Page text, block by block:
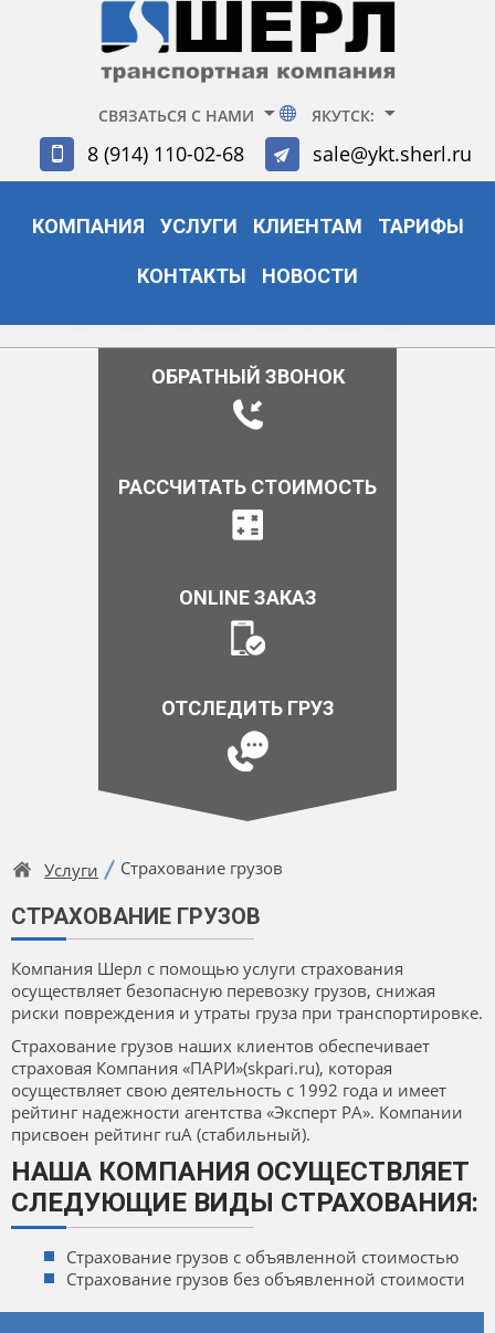
СВЯЗАТЬСЯ С НАМИ ЯКУТСК:
8 (914) 110-02-68 sale@ykt.sherl.ru
КОМПАНИЯ УСЛУГИ КЛИЕНТАМ ТАРИФЫ
КОНТАКТЫ НОВОСТИ
ОБРАТНЫЙ ЗВОНОК
РАССЧИТАТЬ СТОИМОСТЬ
ONLINE ЗАКАЗ
ОТСЛЕДИТЬ ГРУЗ
Услуги Страхование грузов
СТРАХОВАНИЕ ГРУЗОВ
Компания Шерл с помощью услуги страхования
осуществляет безопасную перевозку грузов, снижая
риски повреждения и утраты груза при транспортировке.
Страхование грузов наших клиентов обеспечивает
страховая Компания «ПАРИ»(skpari.ru), которая
осуществляет свою деятельность с 1992 года и имеет
рейтинг надежности агентства «Эксперт РА». Компании
присвоен рейтинг ruA (стабильный).
НАША КОМПАНИЯ ОСУЩЕСТВЛЯЕТ
СЛЕДУЮЩИЕ ВИДЫ СТРАХОВАНИЯ:
Страхование грузов с объявленной стоимостью
Страхование грузов без объявленной стоимости